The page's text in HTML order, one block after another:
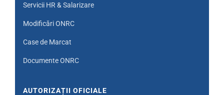
Servicii HR & Salarizare
Modificări ONRC
Case de Marcat
Documente ONRC
AUTORIZAȚII OFICIALE